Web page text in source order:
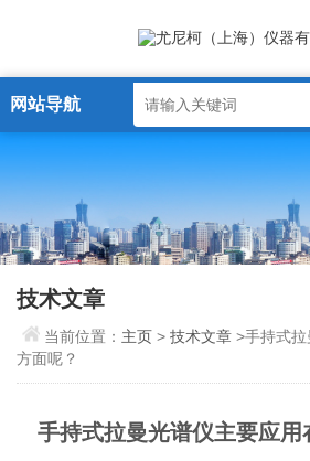
网站导航
技术文章
当前位置： 主页 >技术文章 >手持式
方面呢？
手持式拉曼光谱仪主要应用